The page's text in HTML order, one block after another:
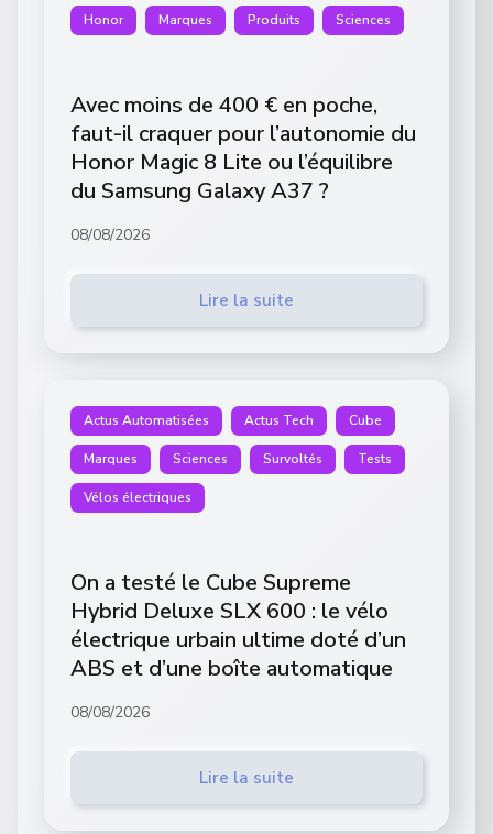
Honor Marques Produits Sciences
Avec moins de 400 € en poche,
faut-il craquer pour l’autonomie du
Honor Magic 8 Lite ou l’équilibre
du Samsung Galaxy A37 ?
08/08/2026
Lire la suite
Actus Automatisées Actus Tech Cube
Marques Sciences Survoltés Tests
Vélos électriques
On a testé le Cube Supreme
Hybrid Deluxe SLX 600 : le vélo
électrique urbain ultime doté d’un
ABS et d’une boîte automatique
08/08/2026
Lire la suite